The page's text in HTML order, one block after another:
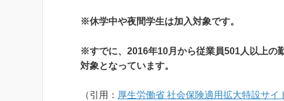
※休学中や夜間学生は加入対象です。
※すでに、2016年10月から従業員501人以上の
対象となっています。
（引用： 厚生労働省 社会保険適用拡大特設サイ